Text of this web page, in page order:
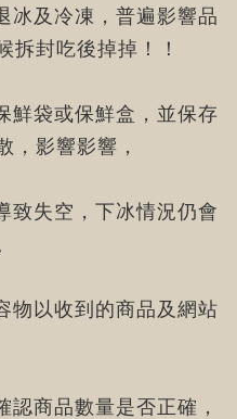
冰及冷凍，普遍影響品
拆封吃後掉掉！！
鮮袋或保鮮盒，並保存
，影響影響，
致失空，下冰情況仍會
物以收到的商品及網站
商品數量是否正確，